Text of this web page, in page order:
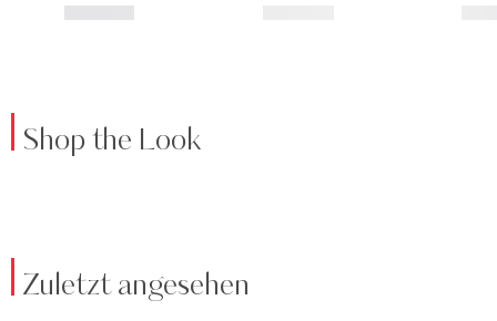
Shop the Look
Zuletzt angesehen